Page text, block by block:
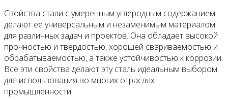
Свойства стали с умеренным углеродным содержанием
делают ее универсальным и незаменимым материалом
для различных задач и проектов. Она обладает высокой
прочностью и твердостью, хорошей свариваемостью и
обрабатываемостью, а также устойчивостью к коррозии.
Все эти свойства делают эту сталь идеальным выбором
для использования во многих отраслях
промышленности.